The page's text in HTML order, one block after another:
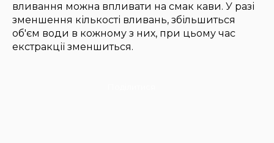
вливання можна впливати на смак кави. У разі
зменшення кількості вливань, збільшиться
об'єм води в кожному з них, при цьому час
екстракції зменшиться.